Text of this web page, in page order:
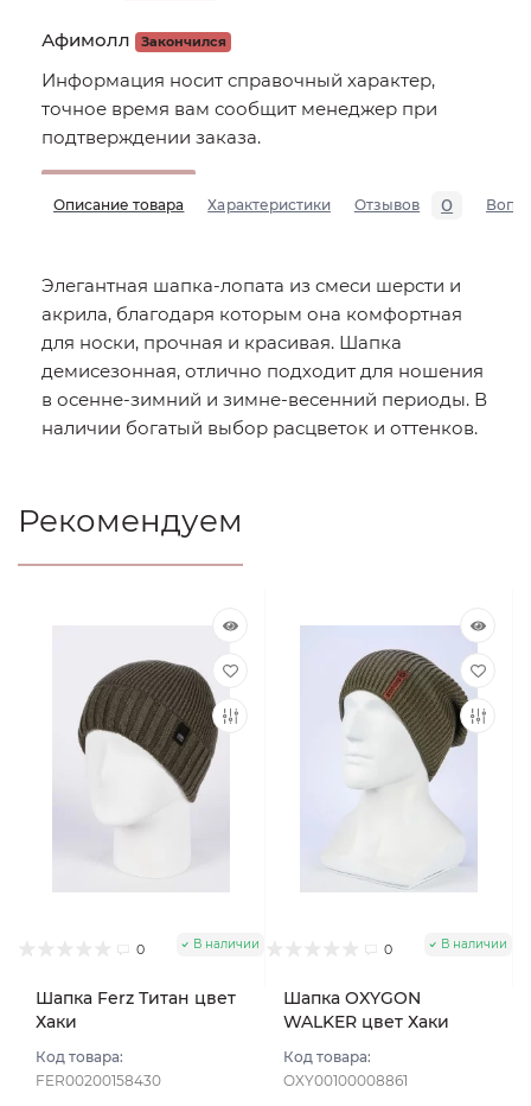
Афимолл Закончился
Информация носит справочный характер,
точное время вам сообщит менеджер при
подтверждении заказа.
Описание товара Характеристики Отзывов 0
Элегантная шапка-лопата из смеси шерсти и
акрила, благодаря которым она комфортная
для носки, прочная и красивая. Шапка
демисезонная, отлично подходит для ношения
в осенне-зимний и зимне-весенний периоды. В
наличии богатый выбор расцветок и оттенков.
Рекомендуем
0 В наличии
Шапка Ferz Титан цвет
Хаки
Код товара:
FER00200158430
0 В наличии
Шапка OXYGON
WALKER цвет Хаки
Код товара:
OXY00100008861